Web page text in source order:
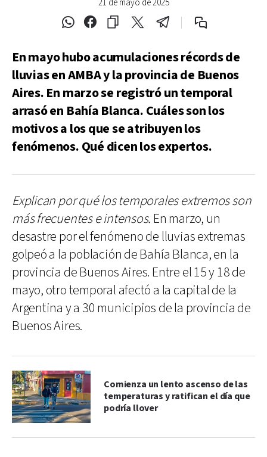
21 de mayo de 2025
En mayo hubo acumulaciones récords de
lluvias en AMBA y la provincia de Buenos
Aires. En marzo se registró un temporal
arrasó en Bahía Blanca. Cuáles son los
motivos a los que se atribuyen los
fenómenos. Qué dicen los expertos.
Explican por qué los temporales extremos son
más frecuentes e intensos. En marzo, un
desastre por el fenómeno de lluvias extremas
golpeó a la población de Bahía Blanca, en la
provincia de Buenos Aires. Entre el 15 y 18 de
mayo, otro temporal afectó a la capital de la
Argentina y a 30 municipios de la provincia de
Buenos Aires.
Comienza un lento ascenso de las
temperaturas y ratifican el día que
podría llover